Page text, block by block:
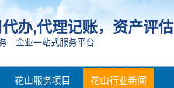
办,代理记账，资产评估
—企业一站式服务平台
花山服务项目 花山行业新闻